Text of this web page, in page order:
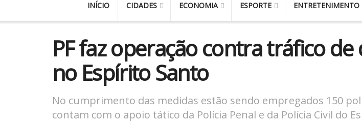
INÍCIO CIDADES ECONOMIA ESPORTE ENTRETENIMENTO
PF faz operação contra tráfico de
no Espírito Santo
No cumprimento das medidas estão sendo empregados 150
contam com o apoio tático da Polícia Penal e da Polícia Civil do